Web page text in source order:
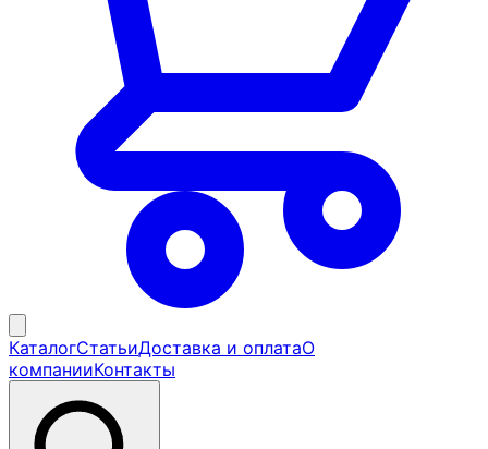
КаталогСтатьиДоставка и оплатаО
компанииКонтакты